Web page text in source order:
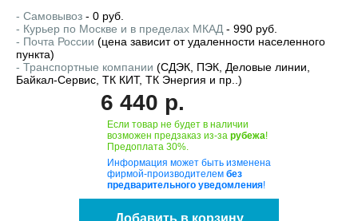
- Самовывоз - 0 руб.
- Курьер по Москве и в пределах МКАД - 990 руб.
- Почта России (цена зависит от удаленности населенного
пункта)
- Транспортные компании (СДЭК, ПЭК, Деловые линии,
Байкал-Сервис, ТК КИТ, ТК Энергия и пр..)
6 440 р.
Если товар не будет в наличии
возможен предзаказ из-за рубежа!
Предоплата 30%.
Информация может быть изменена
фирмой-производителем без
предварительного уведомления!